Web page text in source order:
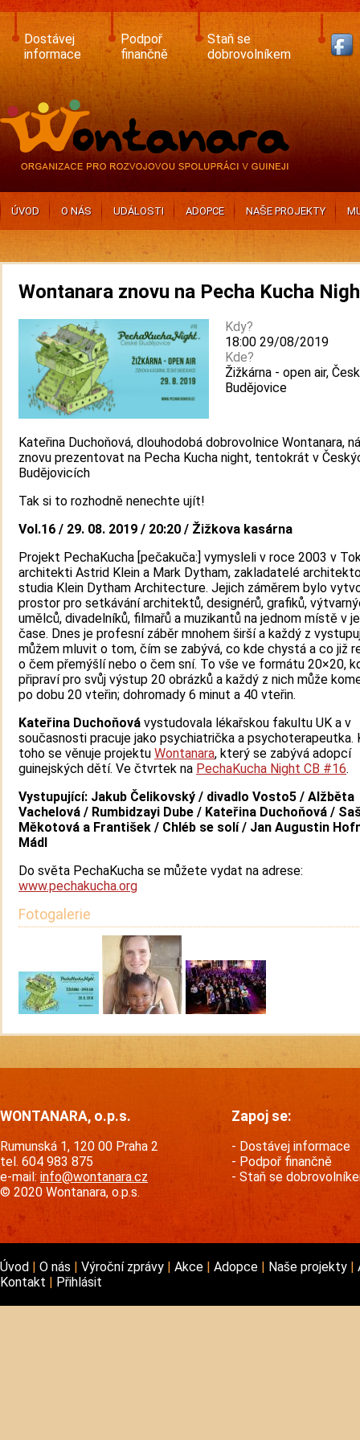
Skip
main
content
Dostávej
informace
Podpoř
finančně
Staň se
dobrovolníkem
ÚVOD O NÁS UDÁLOSTI ADOPCE NAŠE PROJEKTY
Wontanara znovu na Pecha Kucha
Kdy?
18:00 29/08/2019
Kde?
Žižkárna - open air,
Budějovice
Kateřina Duchoňová, dlouhodobá dobrovolnice Wontanara,
znovu prezentovat na Pecha Kucha night, tentokrát v
Budějovicích
Tak si to rozhodně nenechte ujít!
Vol.16 / 29. 08. 2019 / 20:20 / Žižkova kasárna
Projekt PechaKucha [pečakuča:] vymysleli v roce 2003 v
architekti Astrid Klein a Mark Dytham, zakladatelé
studia Klein Dytham Architecture. Jejich záměrem bylo
prostor pro setkávání architektů, designérů, grafiků,
umělců, divadelníků, filmařů a muzikantů na jednom místě v
čase. Dnes je profesní záběr mnohem širší a každý z
můžem mluvit o tom, čím se zabývá, co kde chystá a co již
o čem přemýšlí nebo o čem sní. To vše ve formátu 20×20,
připraví pro svůj výstup 20 obrázků a každý z nich může
po dobu 20 vteřin; dohromady 6 minut a 40 vteřin.
Kateřina Duchoňová vystudovala lékařskou fakultu UK a v
současnosti pracuje jako psychiatrička a psychoterapeutka.
toho se věnuje projektu Wontanara, který se zabývá adopcí
guinejských dětí. Ve čtvrtek na PechaKucha Night CB #16.
Vystupující: Jakub Čelikovský / divadlo Vosto5 / Alžběta
Vachelová / Rumbidzayi Dube / Kateřina Duchoňová /
Měkotová a František / Chléb se solí / Jan Augustin
Mádl
Do světa PechaKucha se můžete vydat na adrese:
www.pechakucha.org
Fotogalerie
WONTANARA, o.p.s.
Rumunská 1, 120 00 Praha 2
tel. 604 983 875
e-mail: info@wontanara.cz
© 2020 Wontanara, o.p.s.
Zapoj se:
Dostávej informace
Podpoř finančně
Staň se
Úvod O nás Výroční zprávy Akce Adopce Naše projekty
Kontakt
Přihlásit